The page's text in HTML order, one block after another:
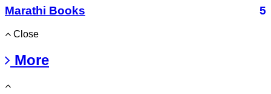
Marathi Books
5
Close
More